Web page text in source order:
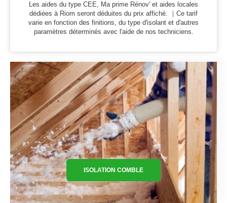
Les aides du type CEE, Ma prime Rénov' et aides locales
dédiées à Riom seront déduites du prix affiché. ｜Ce tarif
varie en fonction des finitions, du type d'isolant et d'autres
paramètres déterminés avec l'aide de nos techniciens.
ISOLATION COMBLE